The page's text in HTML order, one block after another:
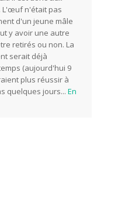
L'œuf n'était pas
d'un jeune mâle
y avoir une autre
retirés ou non. La
serait déjà
(aujourd'hui 9
plus réussir à
quelques jours... En